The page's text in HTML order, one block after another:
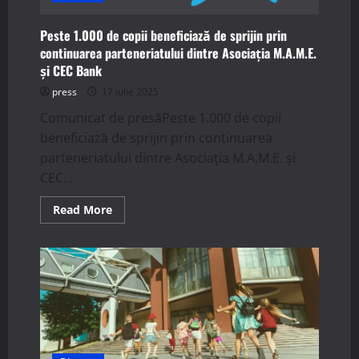
Peste 1.000 de copii beneficiază de sprijin prin
continuarea parteneriatului dintre Asociația M.A.M.E.
și CEC Bank
press 17 iulie 2025
Comunicat de presăPeste 1.000 de copii
beneficiază de sprijin prin continuarea
parteneriatului dintre Asociația M.A.M.E. și
CEC...
Read MoreRead
more
1.000
de
copii
beneficiază
de
sprijin
prin
continuarea
parteneriatului
dintre